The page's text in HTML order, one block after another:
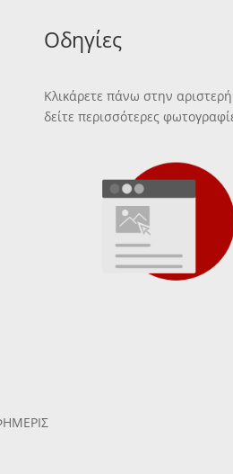
Οδηγίες
Κλικάρετε πάνω στην
δείτε περισσότερες